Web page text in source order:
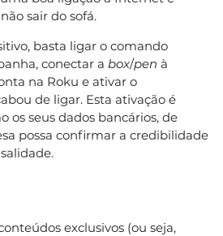
sair do sofá.
basta ligar o comando
conectar a box/pen à
na Roku e ativar o
de ligar. Esta ativação é
os seus dados bancários, de
possa confirmar a credibilidade
exclusivos (ou seja,